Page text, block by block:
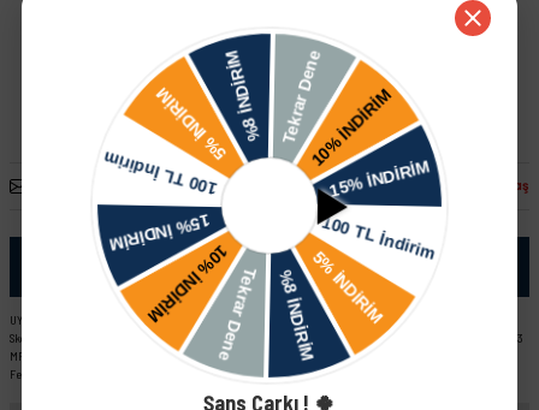
Fiyatı Düşünce Haber Ver Paylaş
UYUMLU ARAÇ VE MOTOR TIPLERI: Skoda Favorit LX YM (93-95) Skoda Favorit L EM (89-92) Skoda Felicia Combi
Skoda Felicia LX - GLX (98-01) YeniYüz Skoda Forman L EM (89-92) Skoda Felicia LX - GLX (95-97) Skoda Felicia 1.3
MPI Skoda Favorit Pick-Up L EM (92-93) Skoda Favorit Pick-Up LX YM (93-95) Skoda Forman LX YM (93-95) Skoda
Felicia Pick-Up
Şans Çarkı ! 🍀